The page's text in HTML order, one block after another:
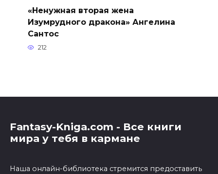
«Ненужная вторая жена
Изумрудного дракона» Ангелина
Сантос
212
Fantasy-Kniga.com - Все книги
мира у тебя в кармане
Наша онлайн-библиотека стремится предоставить